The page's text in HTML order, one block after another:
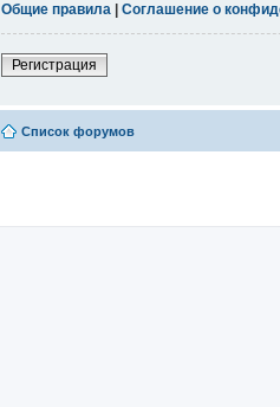
Общие правила
Соглашение о
Регистрация
Список форумов